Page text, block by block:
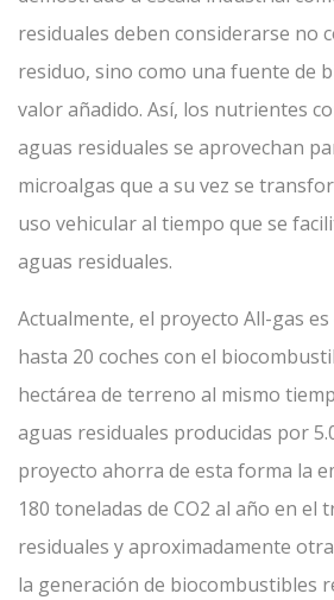
residuales deben considerarse no
residuo, sino como una fuente de
valor añadido. Así, los nutrientes
aguas residuales se aprovechan
microalgas que a su vez se
uso vehicular al tiempo que se
aguas residuales.
Actualmente, el proyecto All-gas
hasta 20 coches con el
hectárea de terreno al mismo
aguas residuales producidas por
proyecto ahorra de esta forma la
180 toneladas de CO2 al año en el
residuales y aproximadamente
la generación de biocombustibles